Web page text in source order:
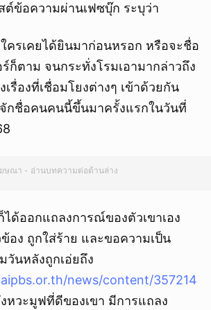
ต์ข้อความผ่านเฟซบุ๊ก ระบุว่า
ครเคยได้ยินมาก่อนหรอก หรือจะชื่อ
ร์ก็ตาม จนกระทั่งโรมเอามากล่าวถึง
รื่องที่เชื่อมโยงต่างๆ เข้าด้วยกัน
กชื่อคนคนนี้ขึ้นมาครั้งแรกในวันที่
ษณา - อ่านบทความต่อด้านล่าง
ด้ออกแถลงการณ์ของตัวเขาเอง
ข้อง ถูกใส่ร้าย และขอความเป็น
วันหลังถูกเอ่ยถึง
news/content/357214
หวะมูฟที่ดีของเขา มีการแถลง